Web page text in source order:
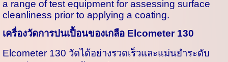
a range of test equipment for assessing surface
cleanliness prior to applying a coating.
เครื่องวัดการปนเปื้อนของเกลือ Elcometer 130
Elcometer 130 วัดได้อย่างรวดเร็วและแม่นยำระดับ